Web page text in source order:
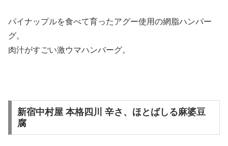
パイナップルを食べて育ったアグー使用の網脂ハンバー
グ。
肉汁がすごい激ウマハンバーグ。
新宿中村屋 本格四川 辛さ、ほとばしる麻婆豆
腐